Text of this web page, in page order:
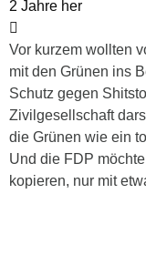
2 Jahre her
Vor kurzem wollten
mit den Grünen ins
Schutz gegen
Zivilgesellschaft
die Grünen wie ein
Und die FDP
kopieren, nur mit